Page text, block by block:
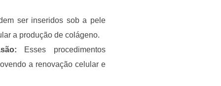
ser inseridos sob a pele
a produção de colágeno.
Esses procedimentos
a renovação celular e